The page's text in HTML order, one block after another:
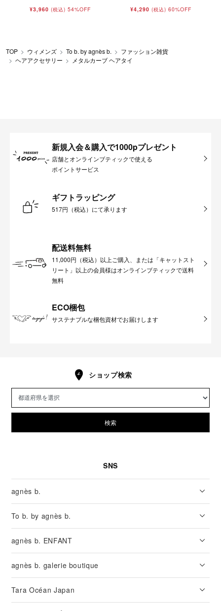
¥3,960 (税込) 54%OFF ¥4,290 (税込) 60%OFF
TOP ウィメンズ To b. by agnès b.
ファッション雑貨
ヘアアクセサリー
メタルカーブ ヘアタイ
新規入会＆購入で1000pプレゼント
店舗とオンラインブティックで使える
ポイントサービス
ギフトラッピング
517円（税込）にて承ります
配送料無料
11,000円（税込）以上ご購入、または「キャットスト
リート」以上の会員様はオンラインブティックで送料
無料
ECO梱包
サステナブルな梱包資材でお届けします
ショップ検索
検索
SNS
agnès b.
To b. by agnès b.
agnès b. ENFANT
agnès b. galerie boutique
Tara Océan Japan